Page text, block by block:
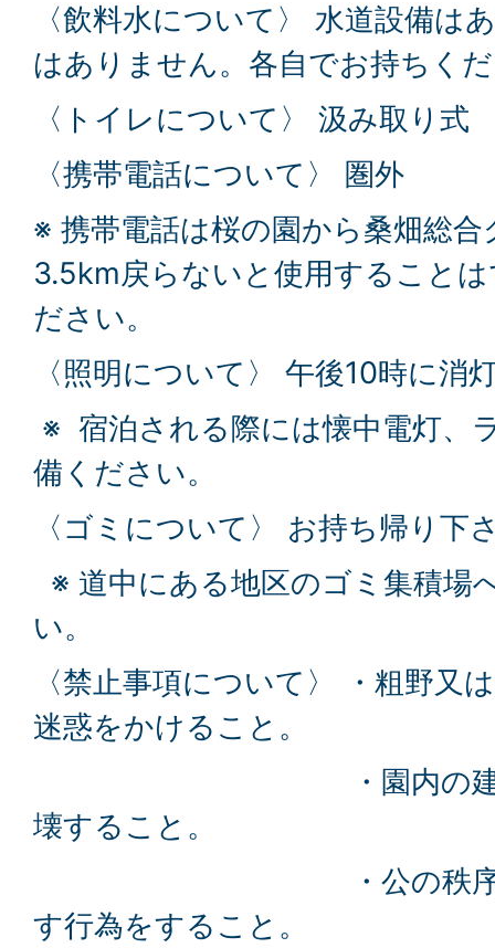
〈飲料水について〉 水道設備は
はありません。各自でお持ちく
〈トイレについて〉 汲み取り式
〈携帯電話について〉 圏外
※ 携帯電話は桜の園から桑畑総
3.5km戻らないと使用すること
ださい。
〈照明について〉 午後10時に消
※ 宿泊される際には懐中電灯、
備ください。
〈ゴミについて〉 お持ち帰り下
※ 道中にある地区のゴミ集積場
い。
〈禁止事項について〉 ・粗野又
迷惑をかけること。
・園内の建造物、
壊すること。
・公の秩序又は善
す行為をすること。